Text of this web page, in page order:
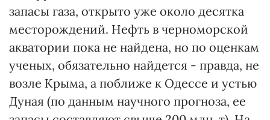
запасы газа, открыто уже около десятка
месторождений. Нефть в черноморской
акватории пока не найдена, но по оценкам
ученых, обязательно найдется - правда, не
возле Крыма, а поближе к Одессе и устью
Дуная (по данным научного прогноза, ее